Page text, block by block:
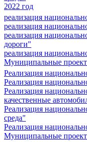
2022 год
реализация
реализация
реализация
дороги"
реализация
Муниципальные
Реализация
Реализация
Реализация
качественные
Реализация
среда"
Реализация
Муниципальные